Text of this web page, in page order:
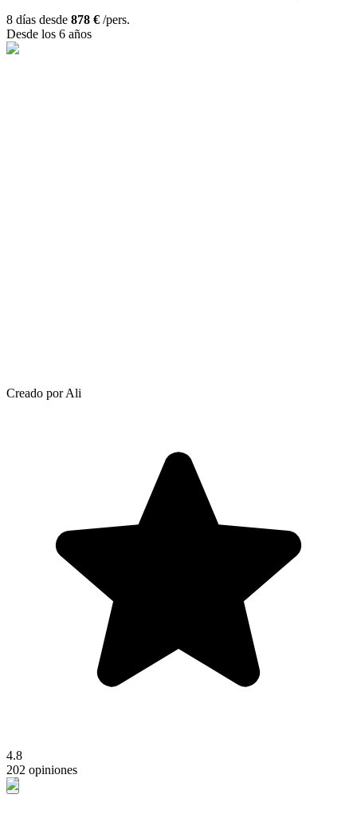
8 días desde 878 € /pers.
Desde los 6 años
Creado por Ali
4.8
202 opiniones